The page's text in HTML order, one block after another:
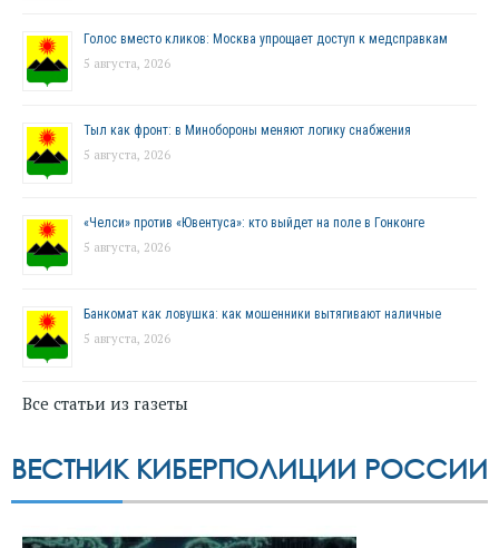
Голос вместо кликов: Москва упрощает доступ к медсправкам
5 августа, 2026
Тыл как фронт: в Минобороны меняют логику снабжения
5 августа, 2026
«Челси» против «Ювентуса»: кто выйдет на поле в Гонконге
5 августа, 2026
Банкомат как ловушка: как мошенники вытягивают наличные
5 августа, 2026
Все статьи из газеты
ВЕСТНИК КИБЕРПОЛИЦИИ РОССИИ